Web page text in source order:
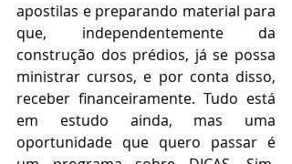
apostilas e preparando material para
que, independentemente da
construção dos prédios, já se possa
ministrar cursos, e por conta disso,
receber financeiramente. Tudo está
em estudo ainda, mas uma
oportunidade que quero passar é